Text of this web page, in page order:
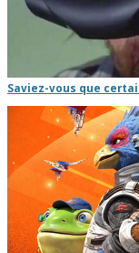
Saviez-vous que